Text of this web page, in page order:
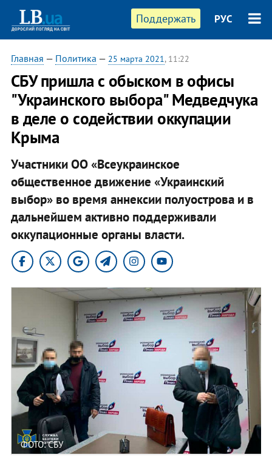
Поддержать РУС
Главная — Политика — 25 марта 2021, 11:22
СБУ пришла с обыском в офисы
"Украинского выбора" Медведчука
в деле о содействии оккупации
Крыма
Участники ОО «Всеукраинское
общественное движение «Украинский
выбор» во время аннексии полуострова и в
дальнейшем активно поддерживали
оккупационные органы власти.
ФОТО: СБУ